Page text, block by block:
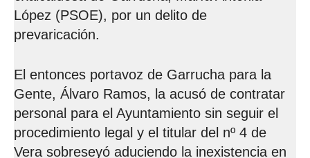
López (PSOE), por un delito de
prevaricación.
El entonces portavoz de Garrucha para la
Gente, Álvaro Ramos, la acusó de contratar
personal para el Ayuntamiento sin seguir el
procedimiento legal y el titular del nº 4 de
Vera sobreseyó aduciendo la inexistencia en